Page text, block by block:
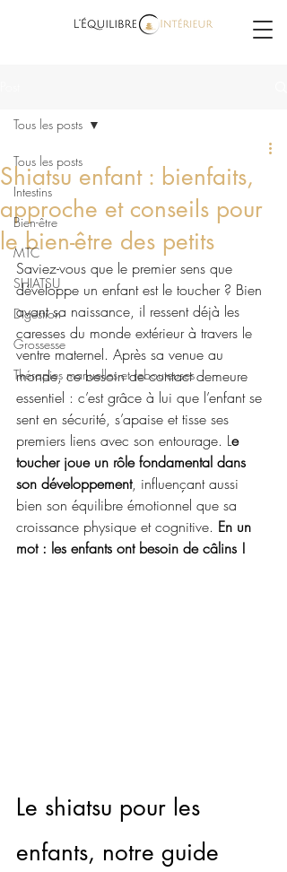
Tous les posts
Intestins
Bien-être
MTC
SHIATSU
Digestion
Grossesse
Thérapies manuelles et rebouteuses
Tous les posts
Shiatsu enfant : bienfaits,
approche et conseils pour
le bien-être des petits
Saviez-vous que le premier sens que
développe un enfant est le toucher ? Bien
avant sa naissance, il ressent déjà les
caresses du monde extérieur à travers le
ventre maternel. Après sa venue au
monde, ce besoin de contact demeure
essentiel : c’est grâce à lui que l’enfant se
sent en sécurité, s’apaise et tisse ses
premiers liens avec son entourage. Le
toucher joue un rôle fondamental dans
son développement, influençant aussi
bien son équilibre émotionnel que sa
croissance physique et cognitive. En un
mot : les enfants ont besoin de câlins !
Le shiatsu pour les
enfants, notre guide